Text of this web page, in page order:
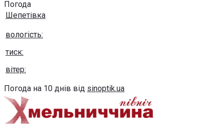
Погода
Шепетівка
вологість:
тиск:
вітер:
Погода на 10 днів від sinoptik.ua